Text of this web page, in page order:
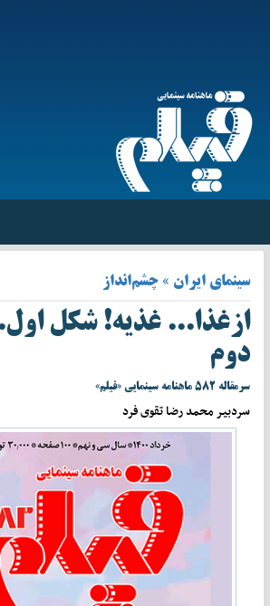
سینمای ایران » چشم‌انداز
ازغذا... غذيه! شکل
دوم
سرمقاله ۵۸۲ ماهنامه سینمایی «فیلم»
سردبیر محمد رضا تقوی فرد